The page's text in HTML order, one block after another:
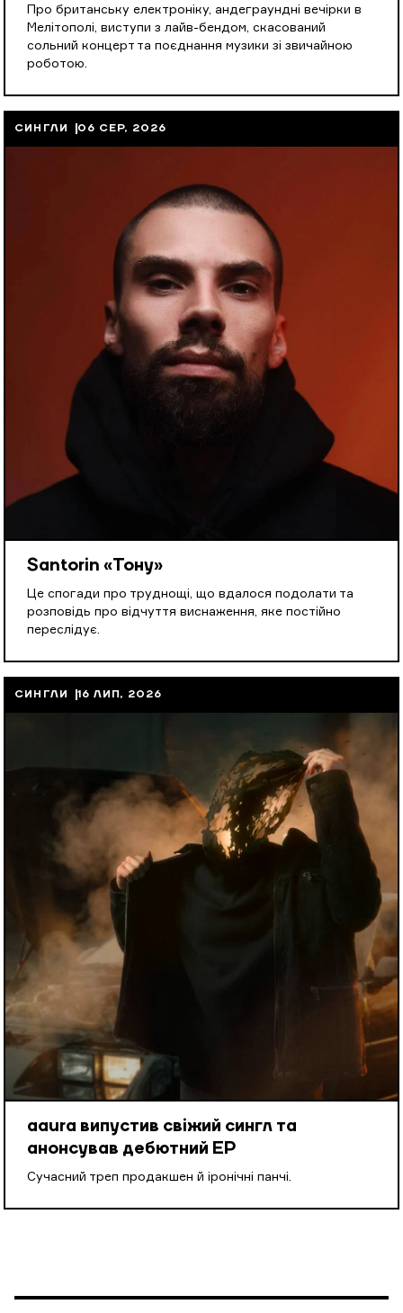
Про британську електроніку, андеграундні вечірки в
Мелітополі, виступи з лайв-бендом, скасований
сольний концерт та поєднання музики зі звичайною
роботою.
СИНГЛИ 06 СЕР, 2026
Santorin «Тону»
Це спогади про труднощі, що вдалося подолати та
розповідь про відчуття виснаження, яке постійно
переслідує.
СИНГЛИ 16 ЛИП, 2026
aaura випустив свіжий сингл та
анонсував дебютний EP
Cучасний треп продакшен й іронічні панчі.